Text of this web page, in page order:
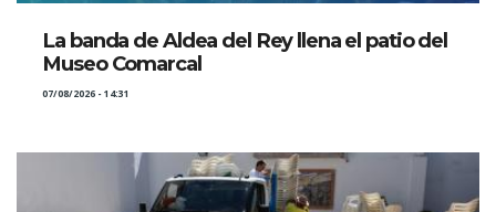
La banda de Aldea del Rey llena el patio del
Museo Comarcal
07/08/2026 - 14:31